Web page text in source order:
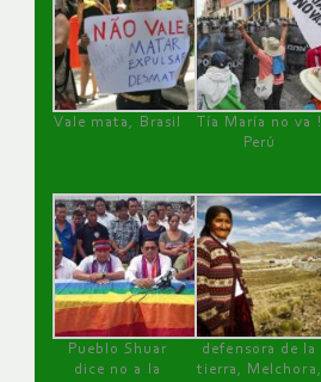
Vale mata, Brasil
Tía María no va !
Perú
Pueblo Shuar
dice no a la
defensora de la
tierra, Melchora,